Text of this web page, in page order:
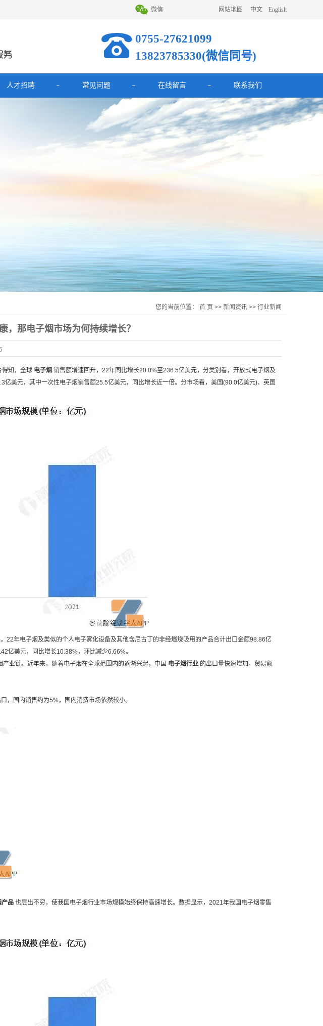
微信 网站地图 中文 English
0755-27621099
13823785330(微信同号)
人才招聘 常见问题 在线留言 联系我们
您的当前位置： 首 页 >> 新闻资讯 >> 行业新闻
，那电子烟市场为何持续增长？
得知，全球 电子烟 销售额增速回升，22年同比增长20.0%至236.5亿美元，分类别看，开放式电子烟及
美元，其中一次性电子烟销售额25.5亿美元，同比增长近一倍。分市场看，美国(90.0亿美元)、英国
22年电子烟及类似的个人电子雾化设备及其他含尼古丁的非经燃烧吸用的产品合计出口金额98.86亿
亿美元，同比增长10.38%，环比减少6.66%。
业链。近年来，随着电子烟在全球范围内的逐渐兴起，中国 电子烟行业 的出口量快速增加，贸易额
，国内销售约为5%，国内消费市场依然较小。
产品 也层出不穷，使我国电子烟行业市场规模始终保持高速增长。数据显示，2021年我国电子烟零售